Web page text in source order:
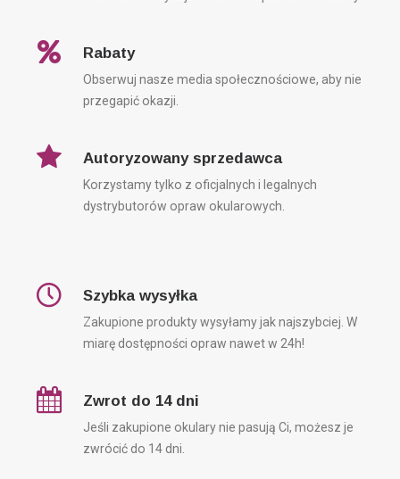
Rabaty
Obserwuj nasze media społecznościowe, aby nie
przegapić okazji.
Autoryzowany sprzedawca
Korzystamy tylko z oficjalnych i legalnych
dystrybutorów opraw okularowych.
Szybka wysyłka
Zakupione produkty wysyłamy jak najszybciej. W
miarę dostępności opraw nawet w 24h!
Zwrot do 14 dni
Jeśli zakupione okulary nie pasują Ci, możesz je
zwrócić do 14 dni.